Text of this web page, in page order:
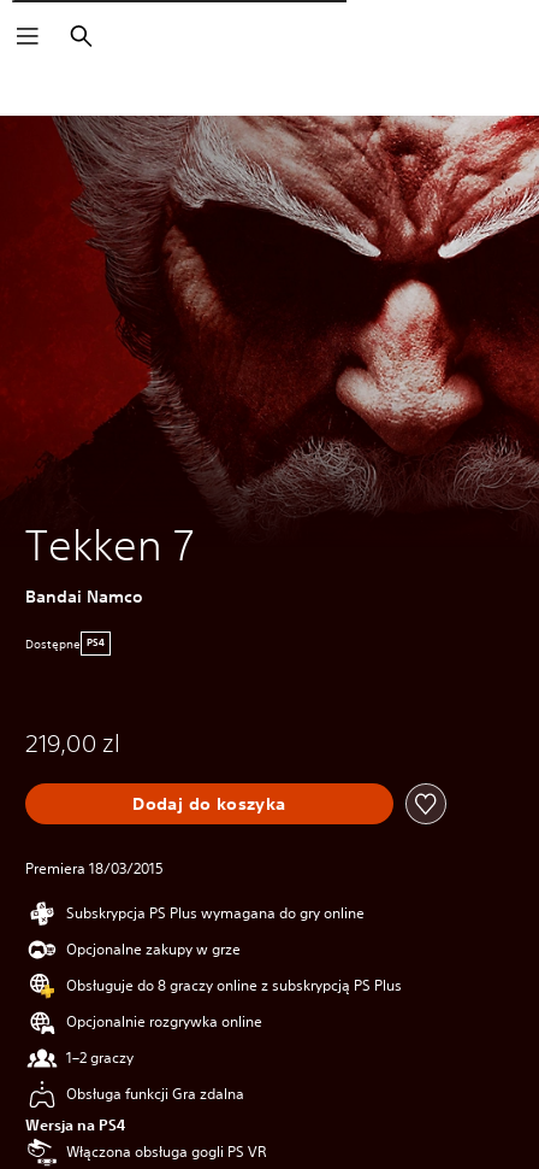
Wyszukaj
Tekken 7
Bandai Namco
Dostępne PS4
219,00 zl
Dodaj do koszyka
Premiera 18/03/2015
Subskrypcja PS Plus wymagana do gry online
Opcjonalne zakupy w grze
Obsługuje do 8 graczy online z subskrypcją PS Plus
Opcjonalnie rozgrywka online
1–2 graczy
Obsługa funkcji Gra zdalna
Wersja na PS4
Włączona obsługa gogli PS VR